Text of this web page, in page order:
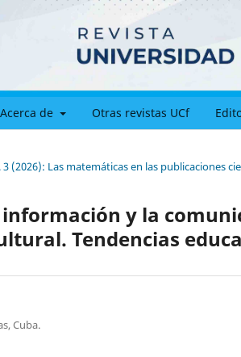
Acerca de Otras revistas UCf
(2026): Las matemáticas en las publicaciones
información y la
Tendencias
Cuba.